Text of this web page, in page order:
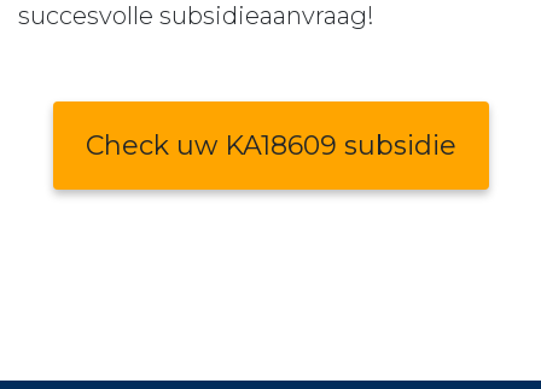
succesvolle subsidieaanvraag!
Check uw KA18609 subsidie